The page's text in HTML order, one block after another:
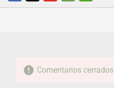
FACEBOOKTWITTERFLIPBOARD
E-
WHATSAPP
Comentarios cerrados